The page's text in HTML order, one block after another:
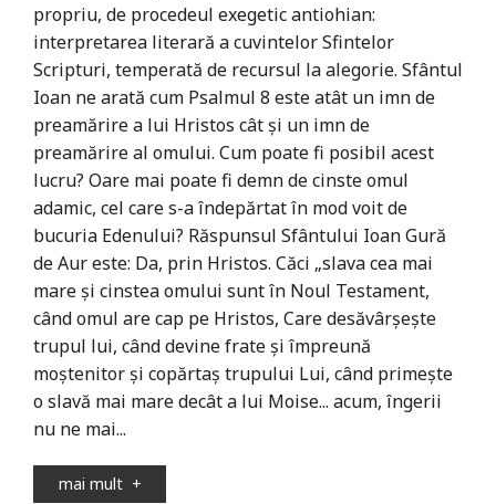
propriu, de procedeul exegetic antiohian:
interpretarea literară a cuvintelor Sfintelor
Scripturi, temperată de recursul la alegorie. Sfântul
Ioan ne arată cum Psalmul 8 este atât un imn de
preamărire a lui Hristos cât şi un imn de
preamărire al omului. Cum poate fi posibil acest
lucru? Oare mai poate fi demn de cinste omul
adamic, cel care s-a îndepărtat în mod voit de
bucuria Edenului? Răspunsul Sfântului Ioan Gură
de Aur este: Da, prin Hristos. Căci „slava cea mai
mare şi cinstea omului sunt în Noul Testament,
când omul are cap pe Hristos, Care desăvârşeşte
trupul lui, când devine frate şi împreună
moştenitor şi copărtaş trupului Lui, când primeşte
o slavă mai mare decât a lui Moise... acum, îngerii
nu ne mai...
mai mult +